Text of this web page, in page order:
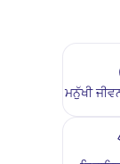
ਮਨੁੱਖੀ